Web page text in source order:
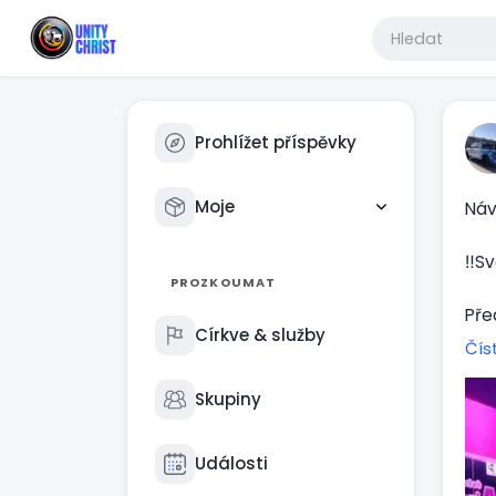
Prohlížet příspěvky
Moje
PROZKOUMAT
Církve & služby
Skupiny
Události